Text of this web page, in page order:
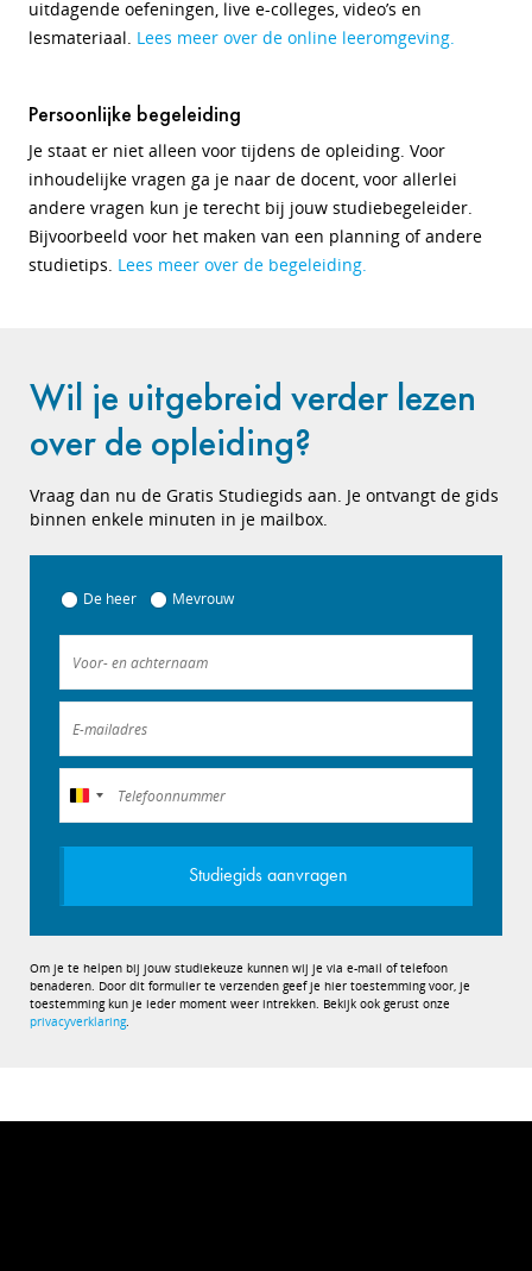
uitdagende oefeningen, live e-colleges, video’s en
lesmateriaal. Lees meer over de online leeromgeving.
Persoonlijke begeleiding
Je staat er niet alleen voor tijdens de opleiding. Voor
inhoudelijke vragen ga je naar de docent, voor allerlei
andere vragen kun je terecht bij jouw studiebegeleider.
Bijvoorbeeld voor het maken van een planning of andere
studietips. Lees meer over de begeleiding.
Wil je uitgebreid verder lezen
over de opleiding?
Vraag dan nu de Gratis Studiegids aan. Je ontvangt de gids
binnen enkele minuten in je mailbox.
De heer Mevrouw
België
+32
Studiegids aanvragen
Om je te helpen bij jouw studiekeuze kunnen wij je via e-mail of telefoon
benaderen. Door dit formulier te verzenden geef je hier toestemming voor, je
toestemming kun je ieder moment weer intrekken. Bekijk ook gerust onze
privacyverklaring.